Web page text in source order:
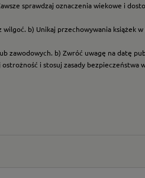
sprawdzaj oznaczenia wiekowe i
b) Unikaj przechowywania książek
zawodowych. b) Zwróć uwagę na datę
i stosuj zasady bezpieczeństwa